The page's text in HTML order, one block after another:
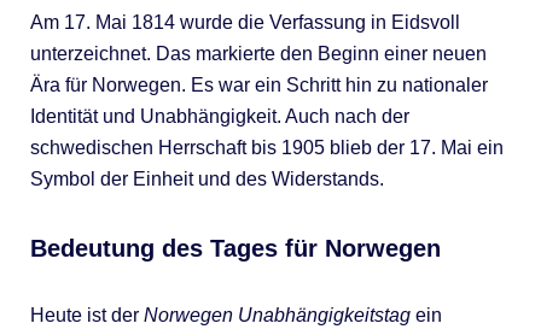
Am 17. Mai 1814 wurde die Verfassung in Eidsvoll
unterzeichnet. Das markierte den Beginn einer neuen
Ära für Norwegen. Es war ein Schritt hin zu nationaler
Identität und Unabhängigkeit. Auch nach der
schwedischen Herrschaft bis 1905 blieb der 17. Mai ein
Symbol der Einheit und des Widerstands.
Bedeutung des Tages für Norwegen
Heute ist der Norwegen Unabhängigkeitstagein